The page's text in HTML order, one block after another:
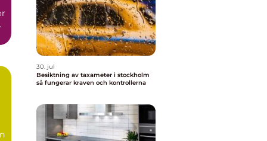
30. jul
Besiktning av taxameter i stockholm
så fungerar kraven och kontrollerna